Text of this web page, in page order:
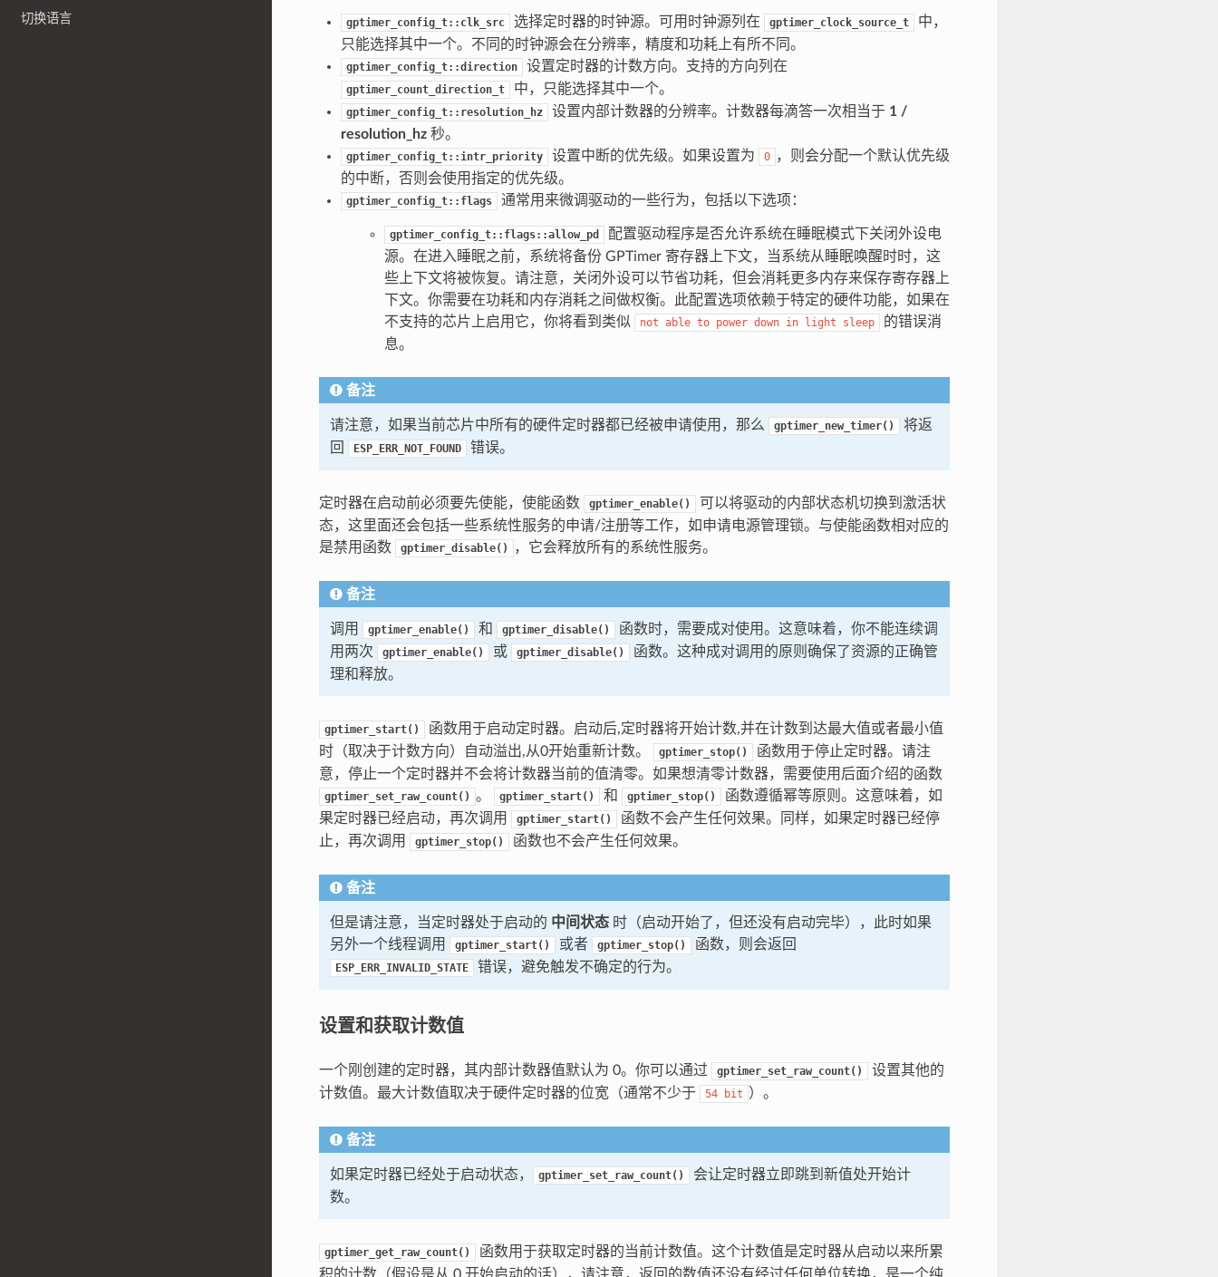
切换语言
gptimer_config_t::clk_src 选择定时器的时钟源。可用时钟源列在 gptimer_clock_source_t
中，
只能选择其中一个。不同的时钟源会在分辨率，精度和功耗上有所不同。
gptimer_config_t::direction 设置定时器的计数方向。支持的方向列在
gptimer_count_direction_t 中，只能选择其中一个。
gptimer_config_t::resolution_hz 设置内部计数器的分辨率。计数器每滴答一次相当于 1 /
resolution_hz秒。
gptimer_config_t::intr_priority 设置中断的优先级。如果设置为 0 ，则会分配一个默认优先级
的中断，否则会使用指定的优先级。
gptimer_config_t::flags 通常用来微调驱动的一些行为，包括以下选项：
gptimer_config_t::flags::allow_pd
配置驱动程序是否允许系统在睡眠模式下关闭外设电
源。在进入睡眠之前，系统将备份 GPTimer 寄存器上下文，当系统从睡眠唤醒时时，这
些上下文将被恢复。请注意，关闭外设可以节省功耗，但会消耗更多内存来保存寄存器上
下文。你需要在功耗和内存消耗之间做权衡。此配置选项依赖于特定的硬件功能，如果在
不支持的芯片上启用它，你将看到类似
not able to power down in light sleep
的错误消
息。
备注
请注意，如果当前芯片中所有的硬件定时器都已经被申请使用，那么 gptimer_new_timer()
将返
回
ESP_ERR_NOT_FOUND 错误。
定时器在启动前必须要先使能，使能函数 gptimer_enable()
可以将驱动的内部状态机切换到激活状
态，这里面还会包括一些系统性服务的申请/注册等工作，如申请电源管理锁。与使能函数相对应的
是禁用函数
gptimer_disable() ，它会释放所有的系统性服务。
备注
调用 gptimer_enable() 和 gptimer_disable()
函数时，需要成对使用。这意味着，你不能连续调
用两次
gptimer_enable() 或 gptimer_disable()
函数。这种成对调用的原则确保了资源的正确管
理和释放。
gptimer_start()
函数用于启动定时器。启动后,定时器将开始计数,并在计数到达最大值或者最小值
时（取决于计数方向）自动溢出,从0开始重新计数。
gptimer_stop()
函数用于停止定时器。请注
意，停止一个定时器并不会将计数器当前的值清零。如果想清零计数器，需要使用后面介绍的函数
gptimer_set_raw_count() 。 gptimer_start() 和 gptimer_stop()
函数遵循幂等原则。这意味着，如
果定时器已经启动，再次调用
gptimer_start()
函数不会产生任何效果。同样，如果定时器已经停
止，再次调用
gptimer_stop() 函数也不会产生任何效果。
备注
但是请注意，当定时器处于启动的 中间状态时（启动开始了，但还没有启动完毕），此时如果
另外一个线程调用
gptimer_start() 或者 gptimer_stop() 函数，则会返回
ESP_ERR_INVALID_STATE 错误，避免触发不确定的行为。
设置和获取计数值
一个刚创建的定时器，其内部计数器值默认为 0。你可以通过 gptimer_set_raw_count()
设置其他的
计数值。最大计数值取决于硬件定时器的位宽（通常不少于
54 bit ）。
备注
如果定时器已经处于启动状态， gptimer_set_raw_count()
会让定时器立即跳到新值处开始计
数。
gptimer_get_raw_count()
函数用于获取定时器的当前计数值。这个计数值是定时器从启动以来所累
积的计数（假设是从 0 开始启动的话），请注意，返回的数值还没有经过任何单位转换，是一个纯